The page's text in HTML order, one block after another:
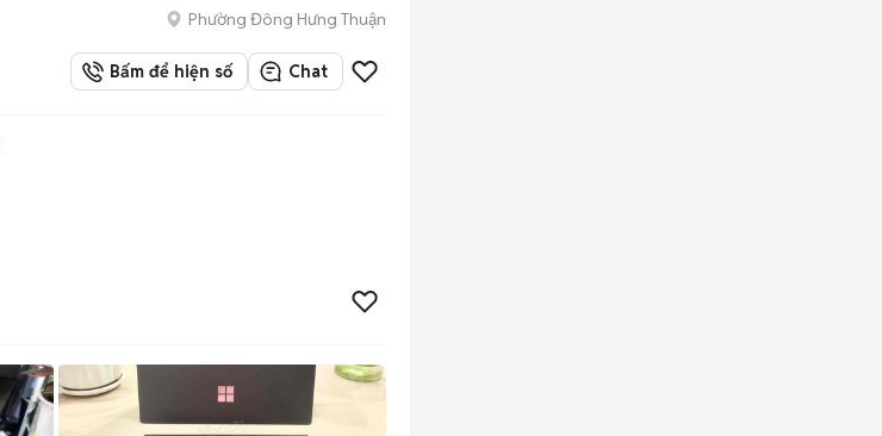
Phường Đông Hưng Thuận
Bấm để hiện số Chat